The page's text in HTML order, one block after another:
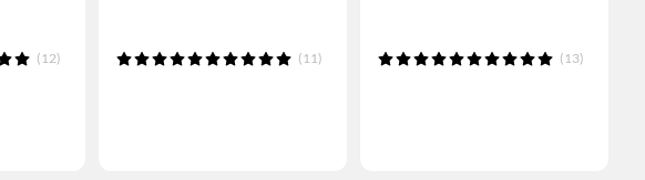
(12) (11) (13)